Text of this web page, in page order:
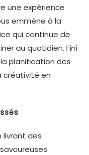
une expérience
emmène à la
qui continue de
au quotidien. Fini
planification des
créativité en
livrant des